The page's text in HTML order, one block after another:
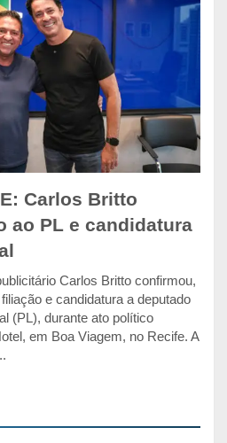
Carlos Britto
ao PL e candidatura
Carlos Britto confirmou,
e candidatura a deputado
(PL), durante ato político
em Boa Viagem, no Recife. A